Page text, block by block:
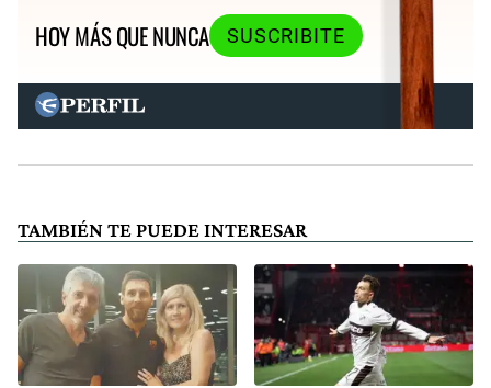
HOY MÁS QUE NUNCA
SUSCRIBITE
TAMBIÉN TE PUEDE INTERESAR